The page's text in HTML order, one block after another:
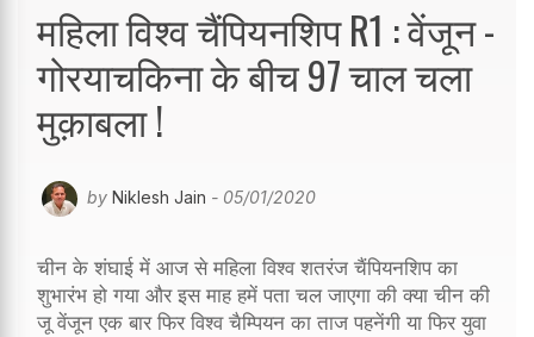
महिला विश्व चैंपियनशिप R1 : वेंजून -
गोरयाचकिना के बीच 97 चाल चला
मुक़ाबला !
by Niklesh Jain - 05/01/2020
चीन के शंघाई में आज से महिला विश्व शतरंज चैंपियनशिप का
शुभारंभ हो गया और इस माह हमें पता चल जाएगा की क्या चीन की
जू वेंजून एक बार फिर विश्व चैम्पियन का ताज पहनेंगी या फिर युवा